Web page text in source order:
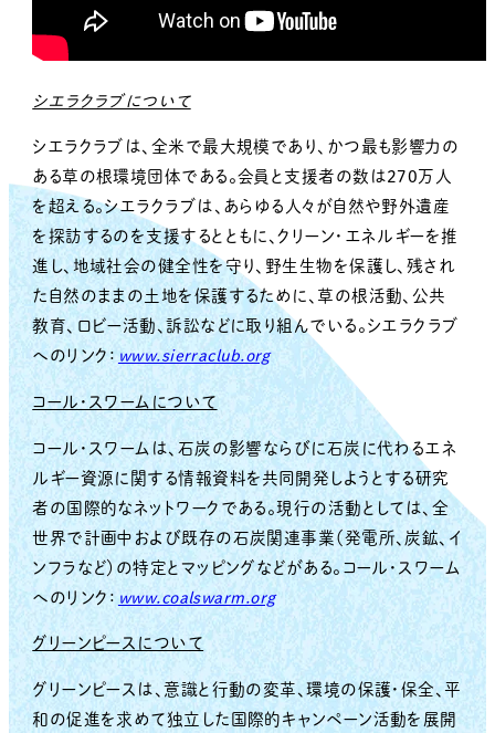
シエラクラブについて
シエラクラブは、全米で最大規模であり、かつ最も影響力の
ある草の根環境団体である。会員と支援者の数は270万人
を超える。シエラクラブは、あらゆる人々が自然や野外遺産
を探訪するのを支援するとともに、クリーン・エネルギーを推
進し、地域社会の健全性を守り、野生生物を保護し、残され
た自然のままの土地を保護するために、草の根活動、公共
教育、ロビー活動、訴訟などに取り組んでいる。シエラクラブ
へのリンク： www.sierraclub.org
コール・スワームについて
コール・スワームは、石炭の影響ならびに石炭に代わるエネ
ルギー資源に関する情報資料を共同開発しようとする研究
者の国際的なネットワークである。現行の活動としては、全
世界で計画中および既存の石炭関連事業（発電所、炭鉱、イ
ンフラなど）の特定とマッピングなどがある。コール・スワーム
へのリンク：www.coalswarm.org
グリーンピースについて
グリーンピースは、意識と行動の変革、環境の保護・保全、平
和の促進を求めて独立した国際的キャンペーン活動を展開